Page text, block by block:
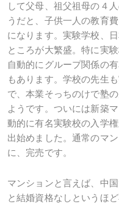
して父母、祖父祖母の４
うだと、子供一人の教育
になります。実験学校、
ところが大繁盛。特に実
自動的にグループ関係の
もあります。学校の先生
で、本業そっちのけで塾
ようです。ついには新築
動的に有名実験校の入学
出始めました。通常のマ
に、完売です。
マンションと言えば、中
と結婚資格なしというほ